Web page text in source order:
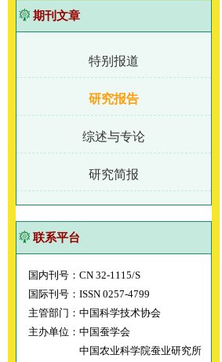
期刊文章
特别报道
研究报告
综述与专论
研究简报
联系平台
国内刊号：CN 32-1115/S
国际刊号：ISSN 0257-4799
主管部门：中国科学技术协会
主办单位：中国蚕学会
中国农业科学院蚕业研究所